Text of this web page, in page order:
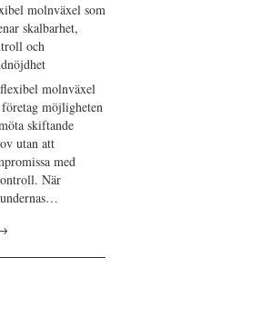
molnväxel som
skalbarhet,
och
molnväxel
möjligheten
skiftande
utan att
med
När